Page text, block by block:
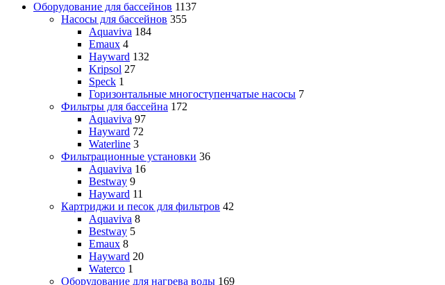
Оборудование для бассейнов 1137
Насосы для бассейнов 355
Aquaviva 184
Emaux 4
Hayward 132
Kripsol 27
Speck 1
Горизонтальные многоступенчатые насосы 7
Фильтры для бассейна 172
Aquaviva 97
Hayward 72
Waterline 3
Фильтрационные установки 36
Aquaviva 16
Bestway 9
Hayward 11
Картриджи и песок для фильтров 42
Aquaviva 8
Bestway 5
Emaux 8
Hayward 20
Waterco 1
Оборудование для нагрева воды 169